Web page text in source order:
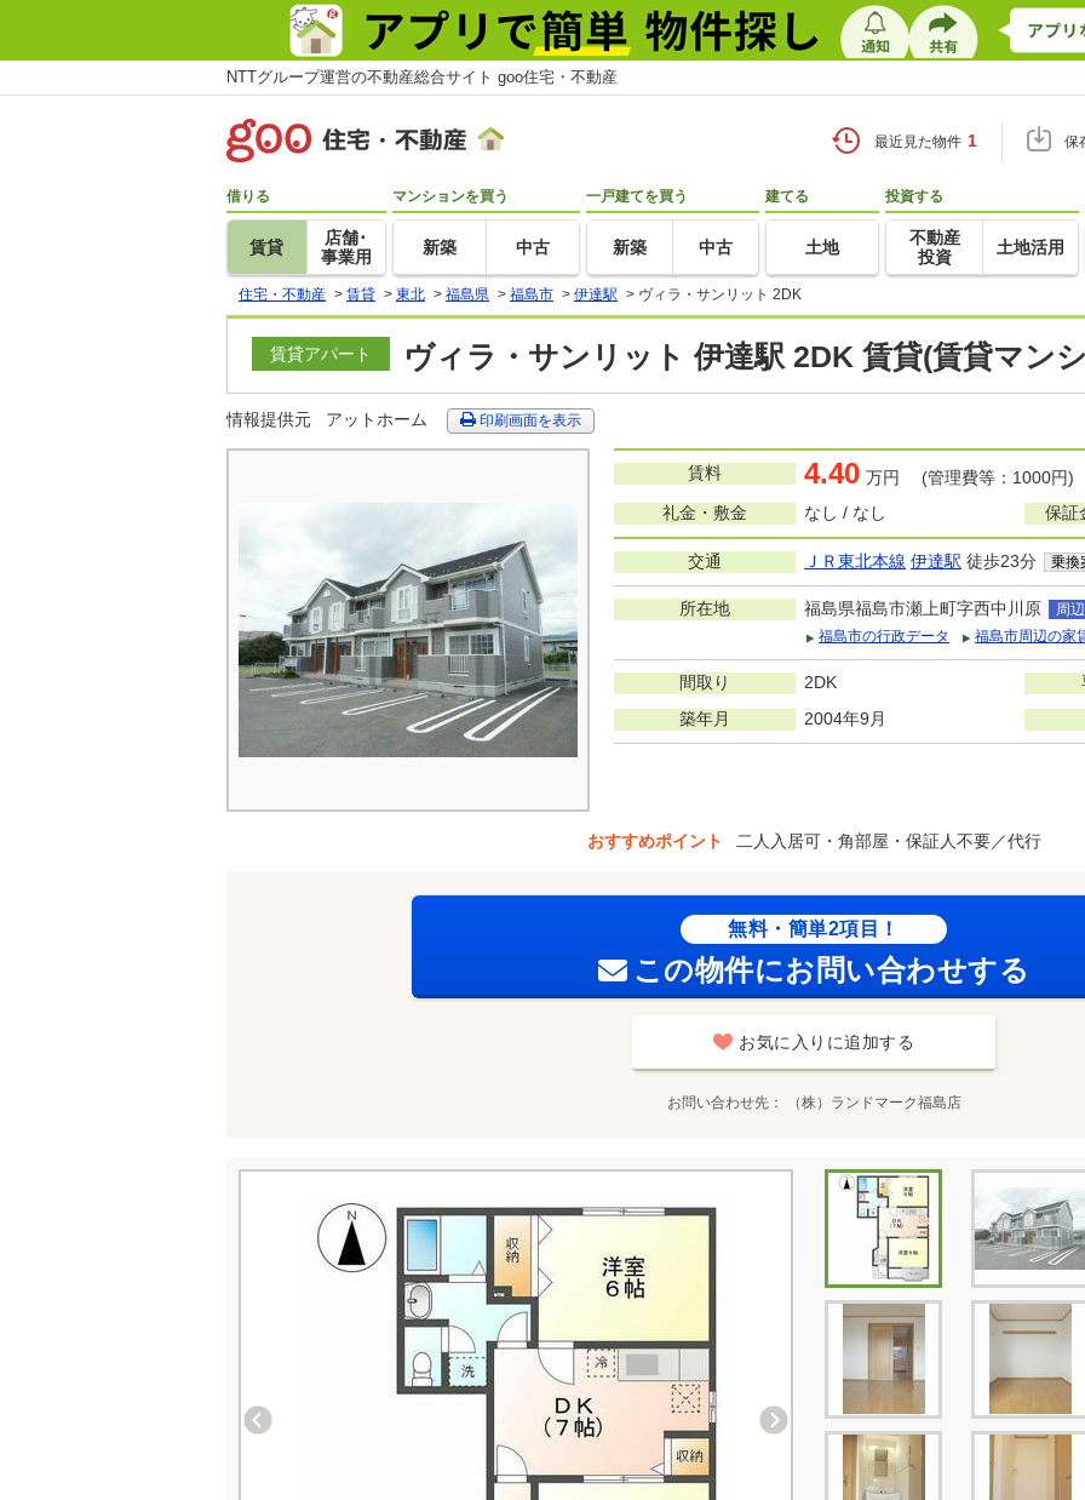
NTTグループ運営の不動産総合サイト goo住宅・不動産
最近見た物件 1 保
借りる
賃貸
店舗･
事業用
マンションを買う
新築 中古
一戸建てを買う
新築 中古
建てる
土地
投資する
不動産
投資
土地活用
住宅・不動産 > 賃貸 > 東北 > 福島県 > 福島市 > 伊達駅 > ヴィラ・サンリット 2DK
賃貸アパート ヴィラ・サンリット 伊達駅 2DK 賃貸(賃貸マン
情報提供元 アットホーム 印刷画面を表示
賃料 4.40 万円 (管理費等：1000円)
礼金・敷金
なし / なし 保証
交通 ＪＲ東北本線 伊達駅 徒歩23分 乗換
所在地 福島県福島市瀬上町字西中川原
周
福島市の行政データ
福島市周辺の家
間取り 2DK
築年月
2004年9月
おすすめポイント 二人入居可・角部屋・保証人不要／代行
無料・簡単2項目！
この物件にお問い合わせする
お気に入りに追加する
お問い合わせ先 （株）ランドマーク福島店